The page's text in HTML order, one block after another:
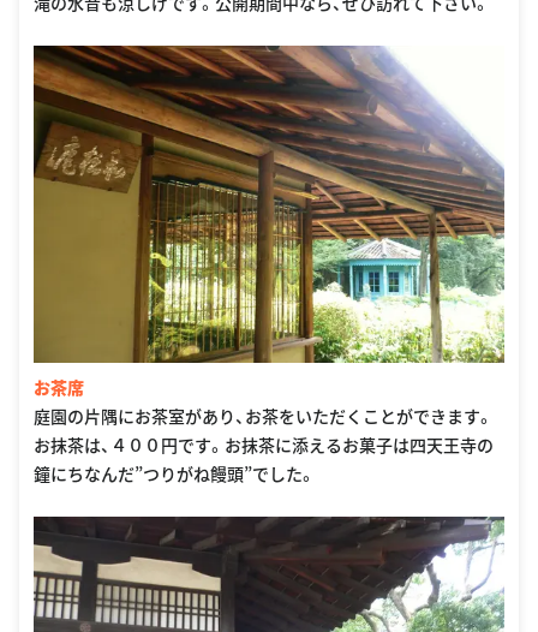
お茶席
庭園の片隅にお茶室があり、お茶をいただくことができます。
お抹茶は、４００円です。お抹茶に添えるお菓子は四天王寺の
鐘にちなんだ”つりがね饅頭”でした。